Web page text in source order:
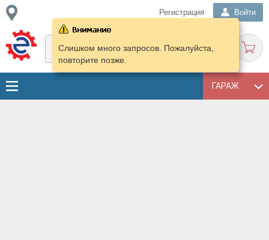
Регистрация Войти
ГАРАЖ
Слишком много запросов. Пожалуйста,
повторите позже.